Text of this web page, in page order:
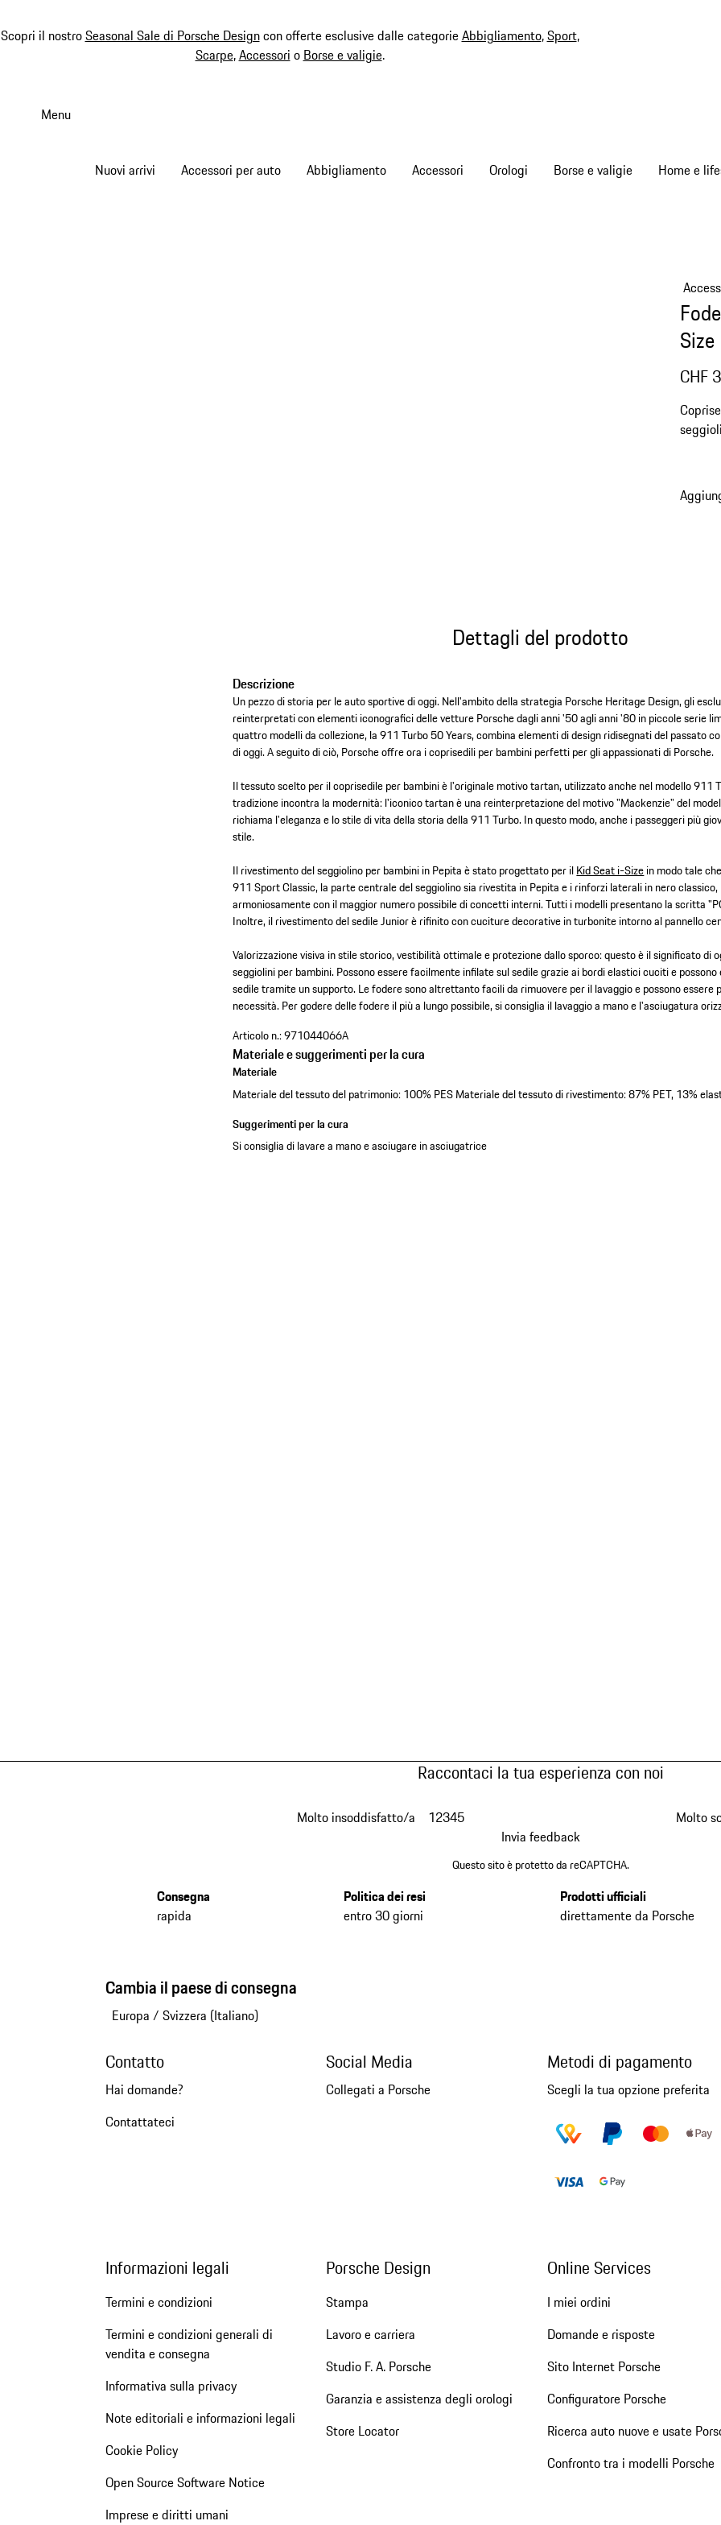
Scopri il nostroSeasonal Sale di Porsche Designcon offerte esclusive dalle categorieAbbigliamento,Sport,
Scarpe,Accessori o Borse e valigie.
Menu
Nuovi arrivi Accessori per auto Abbigliamento Accessori Orologi Borse e valigie Home e
CHF
Dettagli del prodotto
Descrizione
Un pezzo di storia per le auto sportive di oggi. Nell'ambito della strategia Porsche Heritage Design, gli
reinterpretati con elementi iconografici delle vetture Porsche dagli anni '50 agli anni '80 in piccole serie
quattro modelli da collezione, la 911 Turbo 50 Years, combina elementi di design ridisegnati del passato
di oggi. A seguito di ciò, Porsche offre ora i coprisedili per bambini perfetti per gli appassionati di Porsche.
Il tessuto scelto per il coprisedile per bambini è l'originale motivo tartan, utilizzato anche nel modello 911
tradizione incontra la modernità: l'iconico tartan è una reinterpretazione del motivo "Mackenzie" del
richiama l'eleganza e lo stile di vita della storia della 911 Turbo. In questo modo, anche i passeggeri più
stile.
Il rivestimento del seggiolino per bambini in Pepita è stato progettato per ilKid Seat i-Sizein modo tale
911 Sport Classic, la parte centrale del seggiolino sia rivestita in Pepita e i rinforzi laterali in nero
armoniosamente con il maggior numero possibile di concetti interni. Tutti i modelli presentano la scritta
Inoltre, il rivestimento del sedile Junior è rifinito con cuciture decorative in turbonite intorno al pannello
Valorizzazione visiva in stile storico, vestibilità ottimale e protezione dallo sporco: questo è il significato di
seggiolini per bambini. Possono essere facilmente infilate sul sedile grazie ai bordi elastici cuciti e
sedile tramite un supporto. Le fodere sono altrettanto facili da rimuovere per il lavaggio e possono essere
necessità. Per godere delle fodere il più a lungo possibile, si consiglia il lavaggio a mano e l'asciugatura
Articolo n.:971044066A
Materiale e suggerimenti per la cura
Materiale
Materiale del tessuto del patrimonio: 100% PES Materiale del tessuto di rivestimento: 87% PET, 13%
Suggerimenti per la cura
Si consiglia di lavare a mano e asciugare in asciugatrice
Raccontaci la tua esperienza con noi
Molto insoddisfatto/a 12345
Molto
Invia feedback
Questo sito è protetto da reCAPTCHA.
Consegna
rapida
Politica dei resi
entro 30 giorni
Prodotti ufficiali
direttamente da Porsche
Cambia il paese di consegna
Europa / Svizzera (Italiano)
Contatto
Hai domande?
Contattateci
Social Media
Collegati a Porsche
Metodi di pagamento
Scegli la tua opzione preferita
Informazioni legali
Termini e condizioni
Termini e condizioni generali di
vendita e consegna
Informativa sulla privacy
Note editoriali e informazioni legali
Cookie Policy
Open Source Software Notice
Imprese e diritti umani
Porsche Design
Stampa
Lavoro e carriera
Studio F. A. Porsche
Garanzia e assistenza degli orologi
Store Locator
Online Services
I miei ordini
Domande e risposte
Sito Internet Porsche
Configuratore Porsche
Ricerca auto nuove e usate
Confronto tra i modelli Porsche